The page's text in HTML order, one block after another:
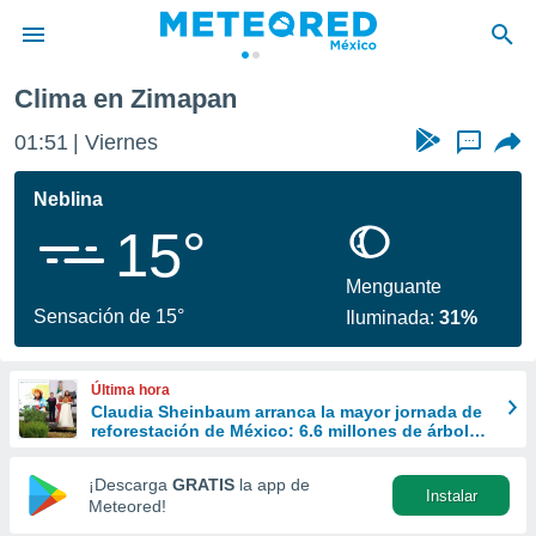
de
ha sido
calidad.
a este
las
y
forma
digital
basada
Clima en Zimapan
01:51 Viernes ...
Neblina
15°
Sensación de 15°
Menguante
Iluminada:31%
Última hora
Claudia Sheinbaum arranca la mayor jornada de
reforestación de México: 6.6 millones de árboles
¡Descarga GRATIS la app de
Meteored!
Instalar